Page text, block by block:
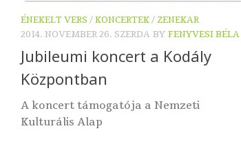
ÉNEKELT VERS /KONCERTEK/ ZENEKAR
2014. NOVEMBER 26. SZERDA BY FENYVESI BÉLA
Jubileumi koncert a Kodály
Központban
A koncert támogatója a Nemzeti
Kulturális Alap